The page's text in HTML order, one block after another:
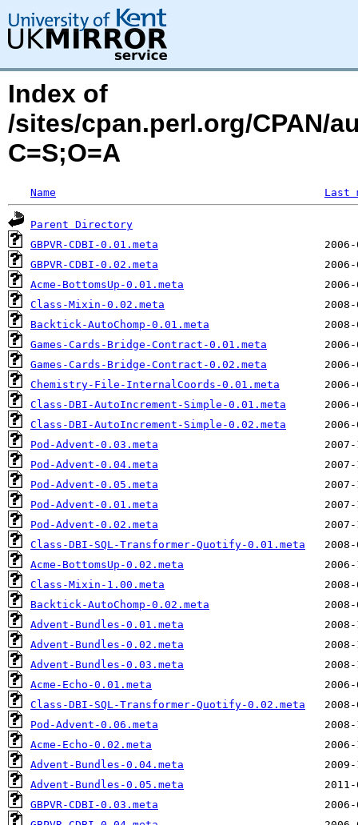
Index of
/sites/cpan.perl.org/CPAN/
C=S;O=A
Name Last
Parent Directory
GBPVR-CDBI-0.01.meta
GBPVR-CDBI-0.02.meta
Acme-BottomsUp-0.01.meta
Class-Mixin-0.02.meta
Backtick-AutoChomp-0.01.meta
Games-Cards-Bridge-Contract-0.01.meta
Games-Cards-Bridge-Contract-0.02.meta
Chemistry-File-InternalCoords-0.01.meta
Class-DBI-AutoIncrement-Simple-0.01.meta
Class-DBI-AutoIncrement-Simple-0.02.meta
Pod-Advent-0.03.meta
Pod-Advent-0.04.meta
Pod-Advent-0.05.meta
Pod-Advent-0.01.meta
Pod-Advent-0.02.meta
Class-DBI-SQL-Transformer-Quotify-0.01.meta
Acme-BottomsUp-0.02.meta
Class-Mixin-1.00.meta
Backtick-AutoChomp-0.02.meta
Advent-Bundles-0.01.meta
Advent-Bundles-0.02.meta
Advent-Bundles-0.03.meta
Acme-Echo-0.01.meta
Class-DBI-SQL-Transformer-Quotify-0.02.meta
Pod-Advent-0.06.meta
Acme-Echo-0.02.meta
Advent-Bundles-0.04.meta
Advent-Bundles-0.05.meta
GBPVR-CDBI-0.03.meta